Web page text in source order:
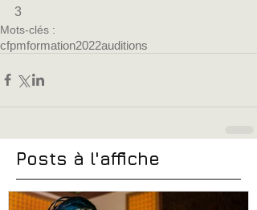
3
Mots-clés :
cfpmformation2022auditions
Posts à l'affiche